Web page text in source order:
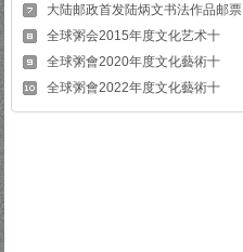
大陆邮政首发陆炳文书法作品邮票
全球粥会2015年度文化艺术十
全球粥會2020年度文化藝術十
全球粥會2022年度文化藝術十